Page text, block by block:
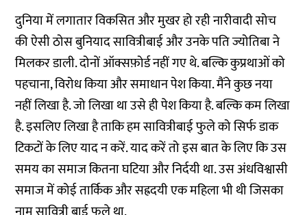
दुनिया में लगातार विकसित और मुखर हो रही नारीवादी सोच
की ऐसी ठोस बुनियाद सावित्रीबाई और उनके पति ज्योतिबा ने
मिलकर डाली. दोनों ऑक्सफ़ोर्ड नहीं गए थे. बल्कि कुप्रथाओं को
पहचाना, विरोध किया और समाधान पेश किया. मैंने कुछ नया
नहीं लिखा है. जो लिखा था उसे ही पेश किया है. बल्कि कम लिखा
है. इसलिए लिखा है ताकि हम सावित्रीबाई फुले को सिर्फ डाक
टिकटों के लिए याद न करें. याद करें तो इस बात के लिए कि उस
समय का समाज कितना घटिया और निर्दयी था. उस अंधविश्वासी
समाज में कोई तार्किक और सह्रदयी एक महिला भी थी जिसका